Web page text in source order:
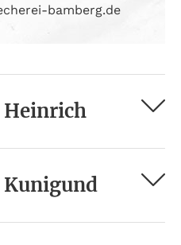
bamberg.de
Heinrich